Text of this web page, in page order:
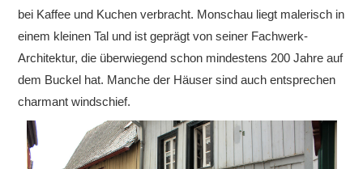
bei Kaffee und Kuchen verbracht. Monschau liegt malerisch in
einem kleinen Tal und ist geprägt von seiner Fachwerk-
Architektur, die überwiegend schon mindestens 200 Jahre auf
dem Buckel hat. Manche der Häuser sind auch entsprechen
charmant windschief.